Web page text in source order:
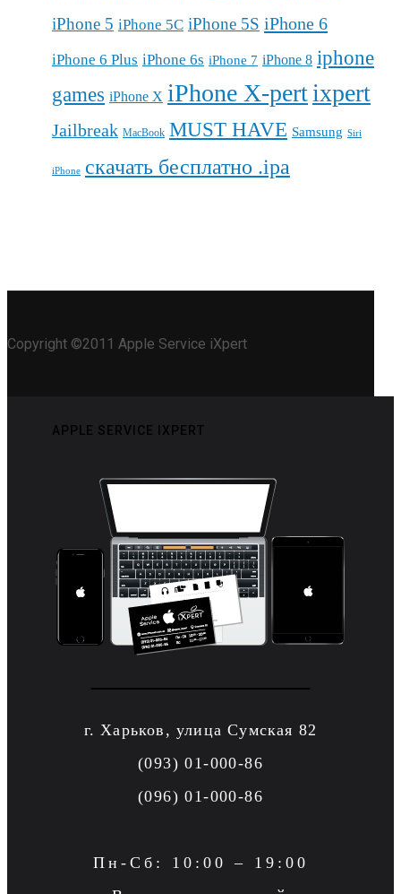
iPhone 5 iPhone 5C iPhone 5S iPhone 6
iPhone 6 Plus iPhone 6s iPhone 7 iPhone 8 iphone
games iPhone X iPhone X-pertixpert
Jailbreak MacBook MUST HAVE Samsung Siri
iPhone скачать бесплатно .ipa
Copyright ©2011 Apple Service iXpert
APPLE SERVICE IXPERT
г. Харьков, улица Сумская 82
(093) 01-000-86
(096) 01-000-86
Пн-Сб: 10:00 – 19:00